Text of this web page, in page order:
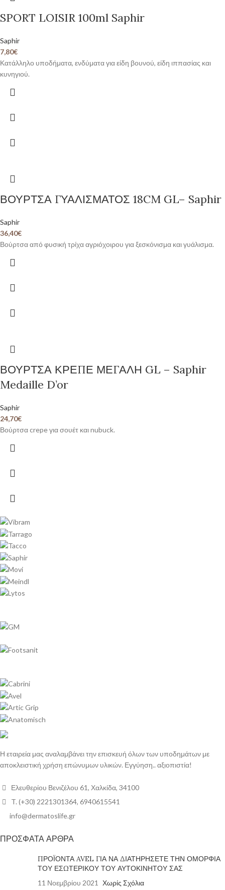
SPORT LOISIR 100ml Saphir
Saphir
7,80€
Κατάλληλο υποδήματα, ενδύματα για είδη βουνού, είδη ιππασίας και
κυνηγιού.
ΒΟΥΡΤΣΑ ΓΥΑΛΙΣΜΑΤΟΣ 18CM GL– Saphir
Saphir
36,40€
Βούρτσα από φυσική τρίχα αγριόχοιρου για ξεσκόνισμα και γυάλισμα.
ΒΟΥΡΤΣΑ ΚΡΕΠΕ ΜΕΓΑΛΗ GL – Saphir
Medaille D’or
Saphir
24,70€
Βούρτσα crepe για σουέτ και nubuck.
Η εταιρεία μας αναλαμβάνει την επισκευή όλων των υποδημάτων με
αποκλειστική χρήση επώνυμων υλικών. Εγγύηση.. αξιοπιστία!
Ελευθερίου Βενιζέλου 61, Χαλκίδα, 34100
T. (+30) 2221301364, 6940615541
info@dermatoslife.gr
ΠΡΟΣΦΑΤΑ ΑΡΘΡΑ
ΠΡΟΪΟΝΤΑ AVEL ΓΙΑ ΝΑ ΔΙΑΤΗΡΗΣΕΤΕ ΤΗΝ ΟΜΟΡΦΙΑ
ΤΟΥ ΕΣΩΤΕΡΙΚΟΥ ΤΟΥ ΑΥΤΟΚΙΝΗΤΟΥ ΣΑΣ
11 Νοεμβρίου 2021 Χωρίς Σχόλια